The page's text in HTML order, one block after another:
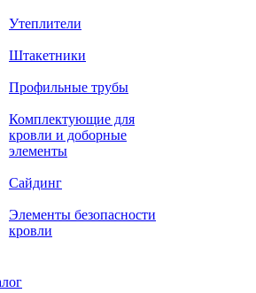
Утеплители
Штакетники
Профильные трубы
Комплектующие для
кровли и доборные
элементы
Сайдинг
Элементы безопасности
кровли